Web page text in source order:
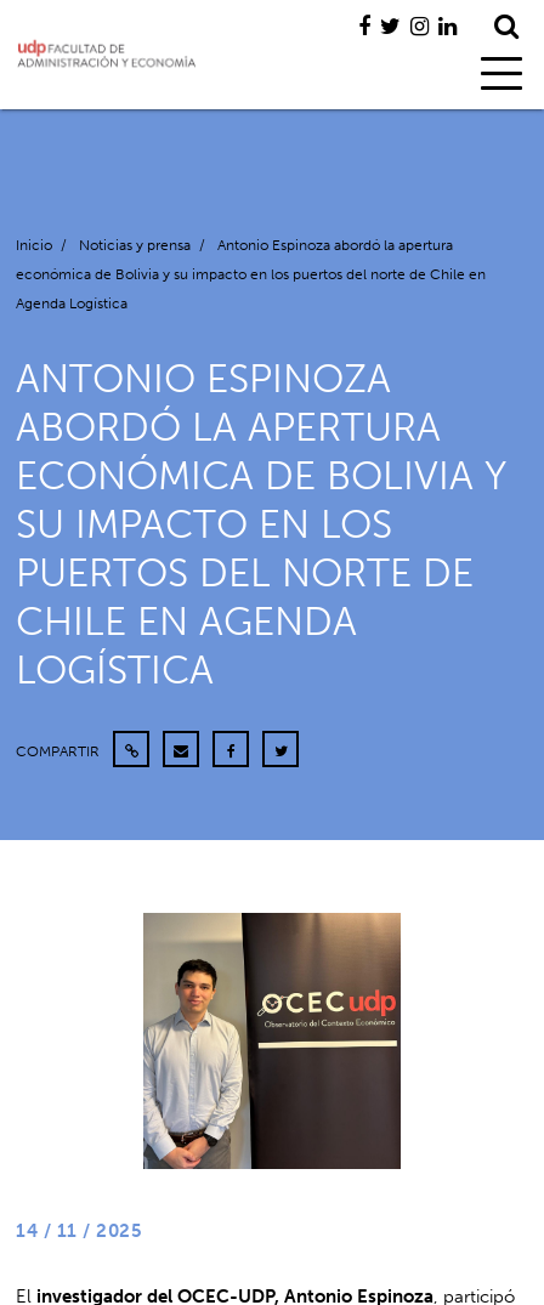
Inicio / Noticias y prensa /
Antonio Espinoza abordó la apertura
económica de Bolivia y su impacto en los puertos del norte de Chile en
Agenda Logística
ANTONIO ESPINOZA
ABORDÓ LA APERTURA
ECONÓMICA DE BOLIVIA Y
SU IMPACTO EN LOS
PUERTOS DEL NORTE DE
CHILE EN AGENDA
LOGÍSTICA
COMPARTIR
14 / 11 / 2025
El investigador del OCEC-UDP, Antonio Espinoza , participó